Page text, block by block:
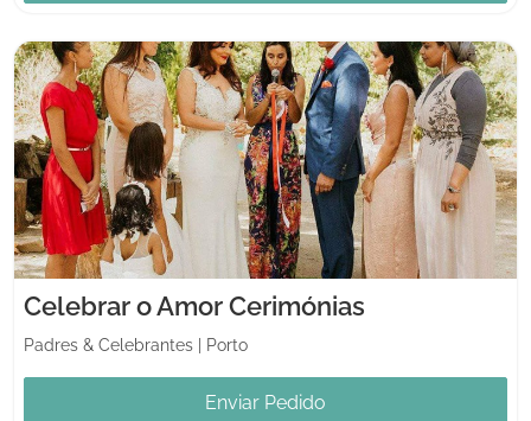
Celebrar o Amor Cerimónias
Padres & Celebrantes Porto
Enviar Pedido